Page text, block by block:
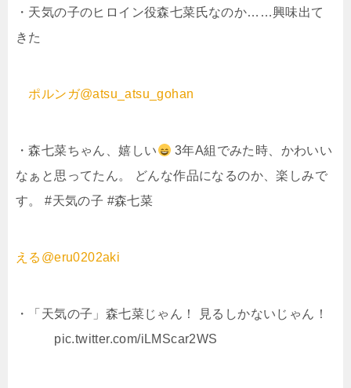
・天気の子のヒロイン役森七菜氏なのか……興味出て
きた
ポルンガ@atsu_atsu_gohan
・森七菜ちゃん、嬉しい
3年A組でみた時、かわいい
なぁと思ってたん。 どんな作品になるのか、楽しみで
す。 #天気の子 #森七菜
える@eru0202aki
・「天気の子」森七菜じゃん！ 見るしかないじゃん！
pic.twitter.com/iLMScar2WS